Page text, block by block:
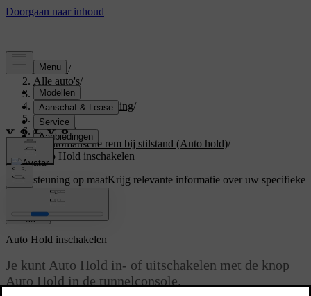
Support/
Alle auto's/
V60 2026
Gebruikershandleiding/
Driving/
Remmen/
Automatische rem bij stilstand (Auto hold)/
Auto Hold inschakelen
Ondersteuning op maatKrijg relevante informatie over uw specifieke
auto.
Inloggen
Auto Hold inschakelen
Je kunt Auto Hold in- of uitschakelen met de knop
Auto Hold in de tunnelconsole.